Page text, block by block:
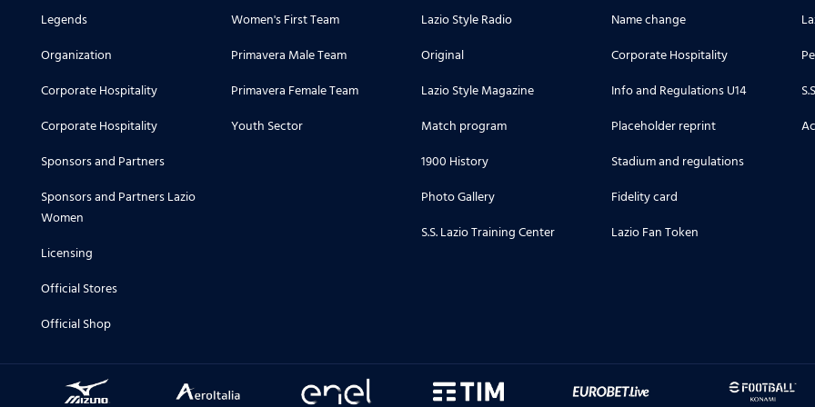
Legends
Organization
Corporate Hospitality
Corporate Hospitality
Sponsors and Partners
Sponsors and Partners Lazio
Women
Licensing
Official Stores
Official Shop
Women's First Team
Primavera Male Team
Primavera Female Team
Youth Sector
Lazio Style Radio
Original
Lazio Style Magazine
Match program
1900 History
Photo Gallery
S.S. Lazio Training Center
Name change
Corporate Hospitality
Info and Regulations U14
Placeholder reprint
Stadium and regulations
Fidelity card
Lazio Fan Token